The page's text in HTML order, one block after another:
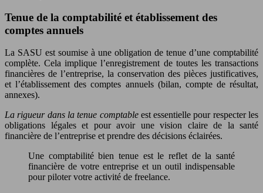
Tenue de la comptabilité et établissement des
comptes annuels
La SASU est soumise à une obligation de tenue d’une comptabilité
complète. Cela implique l’enregistrement de toutes les transactions
financières de l’entreprise, la conservation des pièces justificatives,
et l’établissement des comptes annuels (bilan, compte de résultat,
annexes).
La rigueur dans la tenue comptable est essentielle pour respecter les
obligations légales et pour avoir une vision claire de la santé
financière de l’entreprise et prendre des décisions éclairées.
Une comptabilité bien tenue est le reflet de la santé
financière de votre entreprise et un outil indispensable
pour piloter votre activité de freelance.